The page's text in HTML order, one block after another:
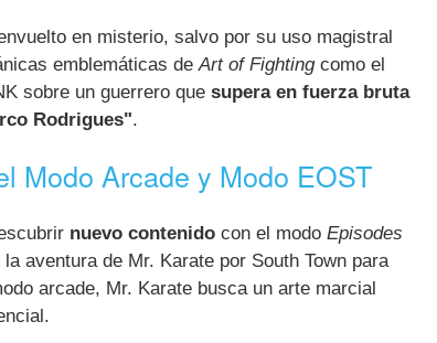
en misterio, salvo por su uso magistral
emblemáticas deArt of Fightingcomo el
sobre un guerrero que supera en fuerza bruta
Rodrigues".
Modo Arcade y Modo EOST
nuevo contenido con el modo Episodes
aventura de Mr. Karate por South Town para
arcade, Mr. Karate busca un arte marcial